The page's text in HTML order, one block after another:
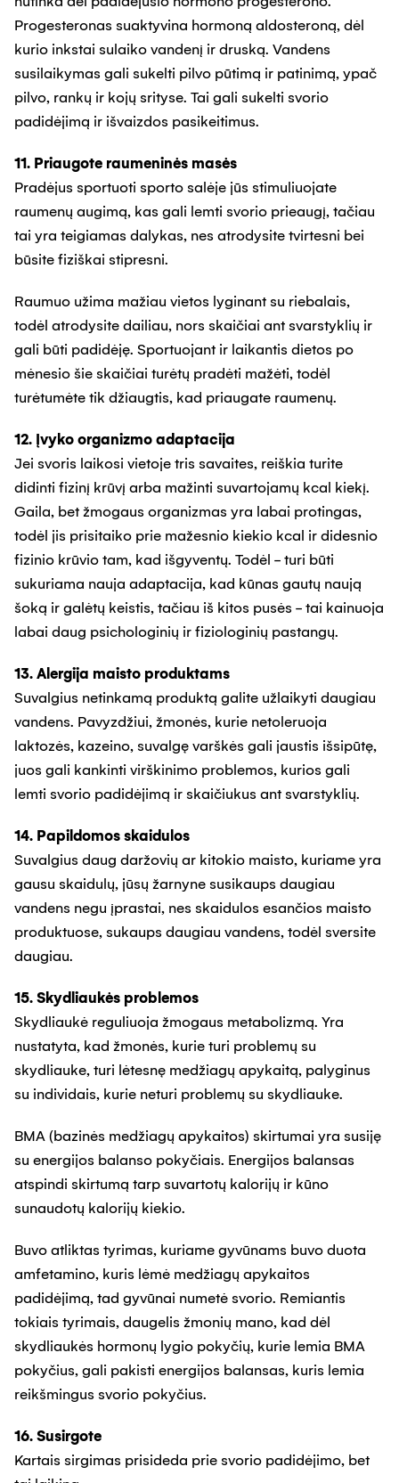
Progesteronas suaktyvina hormoną aldosteroną, dėl
kurio inkstai sulaiko vandenį ir druską. Vandens
susilaikymas gali sukelti pilvo pūtimą ir patinimą, ypač
pilvo, rankų ir kojų srityse. Tai gali sukelti svorio
padidėjimą ir išvaizdos pasikeitimus.
11. Priaugote raumeninės masės
Pradėjus sportuoti sporto salėje jūs stimuliuojate
raumenų augimą, kas gali lemti svorio prieaugį, tačiau
tai yra teigiamas dalykas, nes atrodysite tvirtesni bei
būsite fiziškai stipresni.
Raumuo užima mažiau vietos lyginant su riebalais,
todėl atrodysite dailiau, nors skaičiai ant svarstyklių ir
gali būti padidėję. Sportuojant ir laikantis dietos po
mėnesio šie skaičiai turėtų pradėti mažėti, todėl
turėtumėte tik džiaugtis, kad priaugate raumenų.
12. Įvyko organizmo adaptacija
Jei svoris laikosi vietoje tris savaites, reiškia turite
didinti fizinį krūvį arba mažinti suvartojamų kcal kiekį.
Gaila, bet žmogaus organizmas yra labai protingas,
todėl jis prisitaiko prie mažesnio kiekio kcal ir didesnio
fizinio krūvio tam, kad išgyventų. Todėl - turi būti
sukuriama nauja adaptacija, kad kūnas gautų naują
šoką ir galėtų keistis, tačiau iš kitos pusės - tai kainuoja
labai daug psichologinių ir fiziologinių pastangų.
13. Alergija maisto produktams
Suvalgius netinkamą produktą galite užlaikyti daugiau
vandens. Pavyzdžiui, žmonės, kurie netoleruoja
laktozės, kazeino, suvalgę varškės gali jaustis išsipūtę,
juos gali kankinti virškinimo problemos, kurios gali
lemti svorio padidėjimą ir skaičiukus ant svarstyklių.
14. Papildomos skaidulos
Suvalgius daug daržovių ar kitokio maisto, kuriame yra
gausu skaidulų, jūsų žarnyne susikaups daugiau
vandens negu įprastai, nes skaidulos esančios maisto
produktuose, sukaups daugiau vandens, todėl sversite
daugiau.
15. Skydliaukės problemos
Skydliaukė reguliuoja žmogaus metabolizmą. Yra
nustatyta, kad žmonės, kurie turi problemų su
skydliauke, turi lėtesnę medžiagų apykaitą, palyginus
su individais, kurie neturi problemų su skydliauke.
BMA (bazinės medžiagų apykaitos) skirtumai yra susiję
su energijos balanso pokyčiais. Energijos balansas
atspindi skirtumą tarp suvartotų kalorijų ir kūno
sunaudotų kalorijų kiekio.
Buvo atliktas tyrimas, kuriame gyvūnams buvo duota
amfetamino, kuris lėmė medžiagų apykaitos
padidėjimą, tad gyvūnai numetė svorio. Remiantis
tokiais tyrimais, daugelis žmonių mano, kad dėl
skydliaukės hormonų lygio pokyčių, kurie lemia BMA
pokyčius, gali pakisti energijos balansas, kuris lemia
reikšmingus svorio pokyčius.
16. Susirgote
Kartais sirgimas prisideda prie svorio padidėjimo, bet